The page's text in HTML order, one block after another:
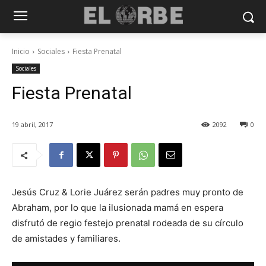
Inicio Sociales Fiesta Prenatal
Sociales
Fiesta Prenatal
19 abril, 2017 0
2092
Jesús Cruz & Lorie Juárez serán padres muy pronto de
Abraham, por lo que la ilusionada mamá en espera
disfrutó de regio festejo prenatal rodeada de su círculo
de amistades y familiares.